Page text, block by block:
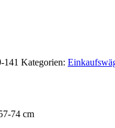
141 Kategorien:
74 cm